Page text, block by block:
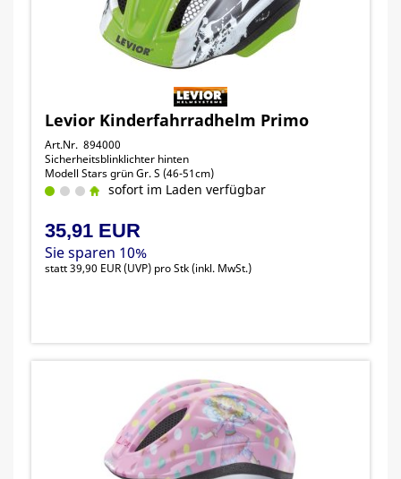
Levior Kinderfahrradhelm Primo
Art.Nr. 894000
Sicherheitsblinklichter hinten
Modell Stars grün Gr. S (46-51cm)
sofort im Laden verfügbar
35,91 EUR
Sie sparen 10%
statt39,90 EUR(UVP) pro Stk (inkl. MwSt.)